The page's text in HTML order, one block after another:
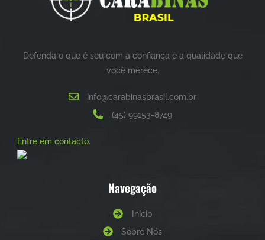
Defenda o que é seu com a confiança e a qualidade que
você merece.
info@carabinasbrasil.com.br
(45) 99153-8749
Entre em contacto.
Navegação
Início
Sobre Nós